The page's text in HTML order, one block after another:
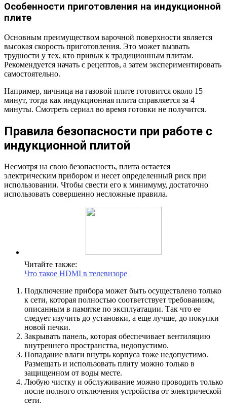
Особенности приготовления на индукционной
плите
Основным преимуществом варочной поверхности является
высокая скорость приготовления. Это может вызвать
трудности у тех, кто привык к традиционным плитам.
Рекомендуется начать с рецептов, а затем экспериментировать
самостоятельно.
Например, яичница на газовой плите готовится около 15
минут, тогда как индукционная плита справляется за 4
минуты. Смотреть сериал во время готовки не получится.
Правила безопасности при работе с
индукционной плитой
Несмотря на свою безопасность, плита остается
электрическим прибором и несет определенный риск при
использовании. Чтобы свести его к минимуму, достаточно
использовать совершенно несложные правила.
Читайте также:
Что такое HDMI в телевизоре
Подключение прибора может быть осуществлено только
к сети, которая полностью соответствует требованиям,
описанным в памятке по эксплуатации. Так что ее
следует изучить до установки, а еще лучше, до покупки
новой печки.
Закрывать панель, которая обеспечивает вентиляцию
внутреннего пространства, недопустимо.
Попадание влаги внутрь корпуса тоже недопустимо.
Размещать и использовать плиту можно только в
защищенном от воды месте.
Любую чистку и обслуживание можно проводить только
после полного отключения устройства от электрической
сети.